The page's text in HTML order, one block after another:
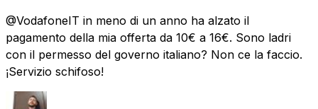
@VodafoneIT in meno di un anno ha alzato il
pagamento della mia offerta da 10€ a 16€. Sono ladri
con il permesso del governo italiano? Non ce la faccio.
¡Servizio schifoso!